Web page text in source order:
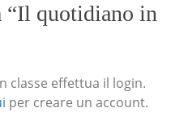
“Il quotidiano in
classe effettua il login.
per creare un account.